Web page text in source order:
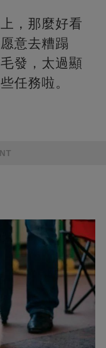
，那麼好看
意去糟蹋
發，太過顯
任務啦。